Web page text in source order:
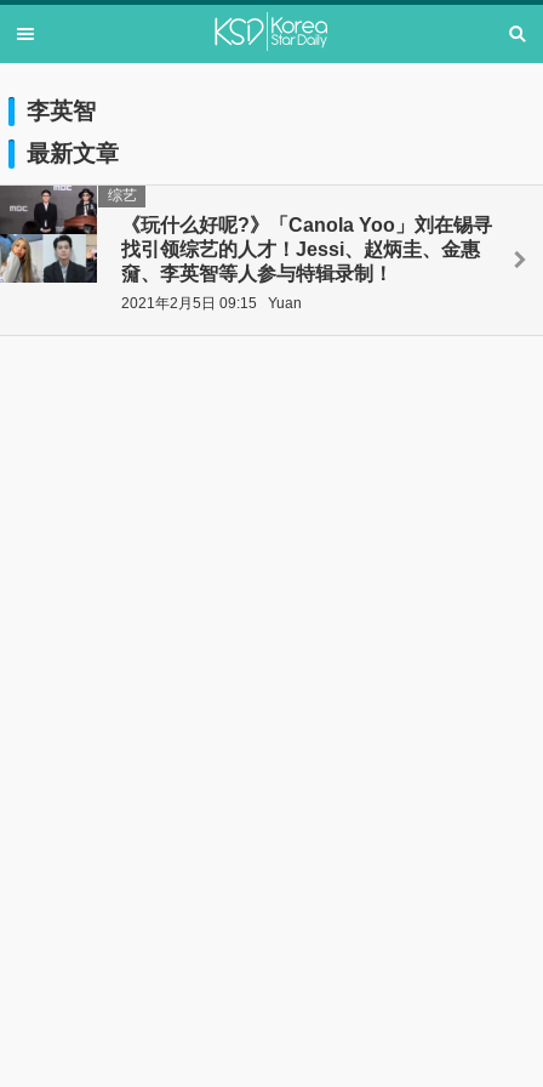
李英智
最新文章
《玩什么好呢?》「Canola Yoo」刘在锡寻
找引领综艺的人才！Jessi、赵炳圭、金惠
奫、李英智等人参与特辑录制！
综艺
2021年2月5日 09:15 Yuan